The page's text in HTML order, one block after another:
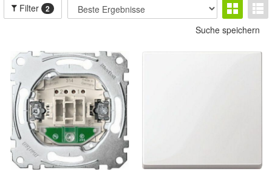
Filter 2
Suche speichern